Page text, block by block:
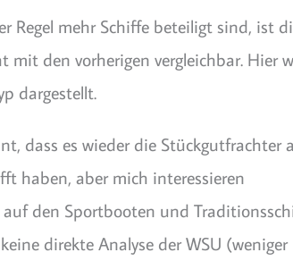
Regel mehr Schiffe beteiligt sind, ist
mit den vorherigen vergleichbar. Hier
dargestellt.
dass es wieder die Stückgutfrachter
haben, aber mich interessieren
den Sportbooten und
direkte Analyse der WSU (weniger